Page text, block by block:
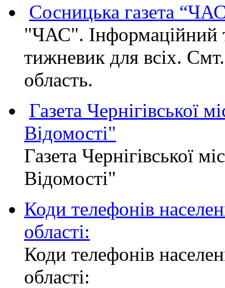
Сосницька газета
"ЧАС". Інформаційний
тижневик для всіх.
область.
Газета Чернігівської
Відомості"
Газета Чернігівської
Відомості"
Коди телефонів
області:
Коди телефонів
області: